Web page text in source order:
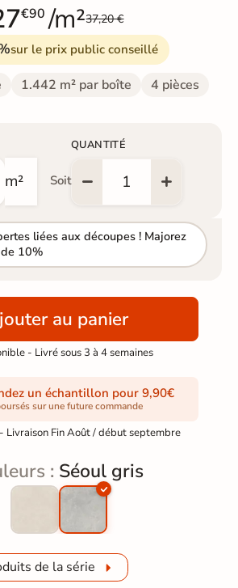
€90 /m²37,20 €
sur le prix public conseillé
1.442 m² par boîte 4 pièces
m² Soit
QUANTITÉ
liées aux découpes ! Majorez
10%
au panier
- Livré sous 3 à 4 semaines
un échantillon pour 9,90€
sur une future commande
Livraison Fin Août / début septembre
: Séoul gris
de la série